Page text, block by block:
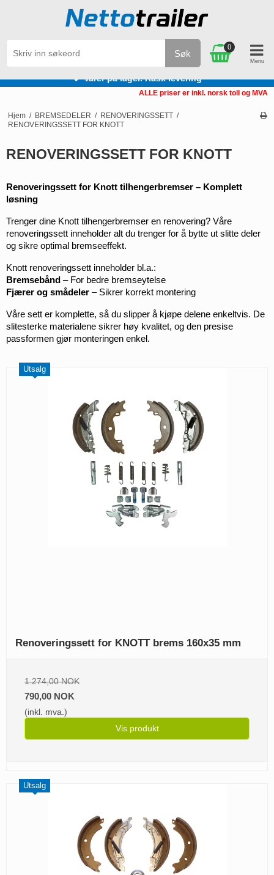
Varer på lager. Rask levering
Søk
0
ALLE priser er inkl. norsk toll og MVA
Hjem / BREMSEDELER / RENOVERINGSSETT /
RENOVERINGSSETT FOR KNOTT
RENOVERINGSSETT FOR KNOTT
Renoveringssett for Knott tilhengerbremser – Komplett
løsning
Trenger dine Knott tilhengerbremser en renovering? Våre
renoveringssett inneholder alt du trenger for å bytte ut slitte deler
og sikre optimal bremseeffekt.
Knott renoveringssett inneholder bl.a.:
Bremsebånd – For bedre bremseytelse
Fjærer og smådeler – Sikrer korrekt montering
Våre sett er komplette, så du slipper å kjøpe delene enkeltvis. De
slitesterke materialene sikrer høy kvalitet, og den presise
passformen gjør monteringen enkel.
Utsalg
Renoveringssett for KNOTT brems 160x35 mm
1.274,00 NOK
790,00 NOK
(inkl. mva.)
Vis produkt
Utsalg